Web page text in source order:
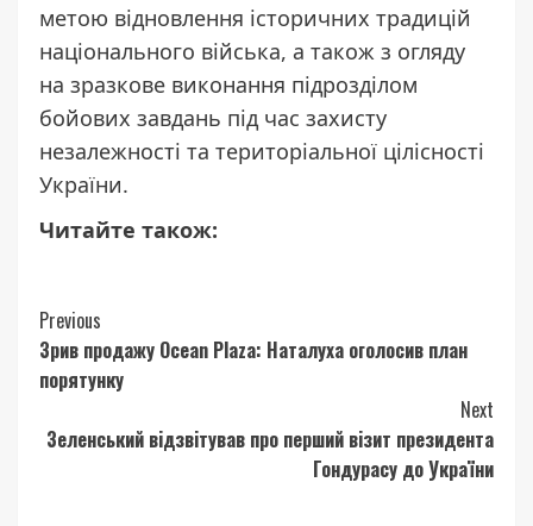
метою відновлення історичних традицій
національного війська, а також з огляду
на зразкове виконання підрозділом
бойових завдань під час захисту
незалежності та територіальної цілісності
України.
Читайте також:
Continue
Reading
Previous
Зрив продажу Ocean Plaza: Наталуха оголосив план
порятунку
Next
Зеленський відзвітував про перший візит президента
Гондурасу до України